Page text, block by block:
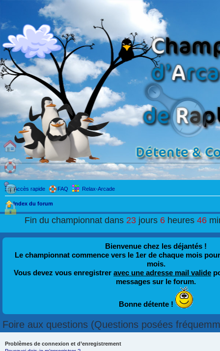
Accès rapide FAQ Relax-Arcade
Index du forum
Fin du championnat dans23 jours6 heures46
Bienvenue chez les déjantés !
Le championnat commence vers le 1er de chaque mois
mois.
Vous devez vous enregistrer avec une adresse mail valide
messages sur le forum.
Bonne détente !
Foire aux questions (Questions posées
Problèmes de connexion et d’enregistrement